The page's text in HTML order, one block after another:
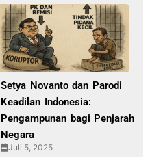
Setya Novanto dan Parodi
Keadilan Indonesia:
Pengampunan bagi Penjarah
Negara
Juli 5, 2025